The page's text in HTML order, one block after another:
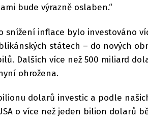
bude výrazně oslaben.“
snížení inflace bylo investováno
státech – do nových
Dalších více než 500 miliard
ohrožena.
dolarů investic a podle
o více než jeden bilion dolarů